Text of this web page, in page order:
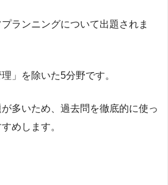
ランニングについて出題されま
」を除いた5分野です。
多いため、過去問を徹底的に使っ
めします。